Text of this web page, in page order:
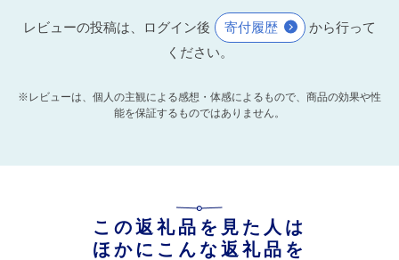
レビューの投稿は、ログイン後 寄付履歴
から行って
ください。
※レビューは、個人の主観による感想・体感によるもので、商品の効果や性
能を保証するものではありません。
この返礼品を見た人は
ほかにこんな返礼品を